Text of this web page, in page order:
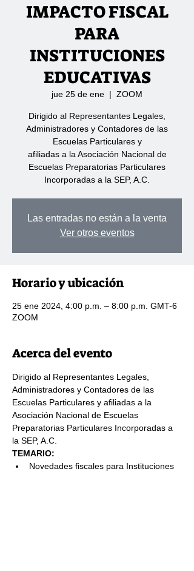
IMPACTO FISCAL
PARA
INSTITUCIONES
EDUCATIVAS
jue 25 de ene
  |
ZOOM
Dirigido al Representantes Legales,
Administradores y Contadores de las
Escuelas Particulares y
afiliadas a la Asociación Nacional de
Escuelas Preparatorias Particulares
Incorporadas a la SEP, A.C.
Las entradas no están a la venta
Ver otros eventos
Horario y ubicación
25 ene 2024, 4:00 p.m. – 8:00 p.m. GMT-6
ZOOM
Acerca del evento
Dirigido al Representantes Legales,
Administradores y Contadores de las
Escuelas Particulares y afiliadas a la
Asociación Nacional de Escuelas
Preparatorias Particulares Incorporadas a
la SEP, A.C.
TEMARIO:
Novedades fiscales para Instituciones